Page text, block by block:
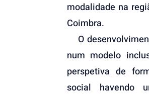
modalidade na
Coimbra.
O
num modelo
perspetiva de
social havendo